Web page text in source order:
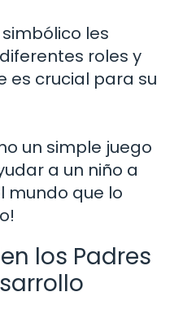
les
roles y
es crucial para su
un simple juego
a un niño a
mundo que lo
los Padres